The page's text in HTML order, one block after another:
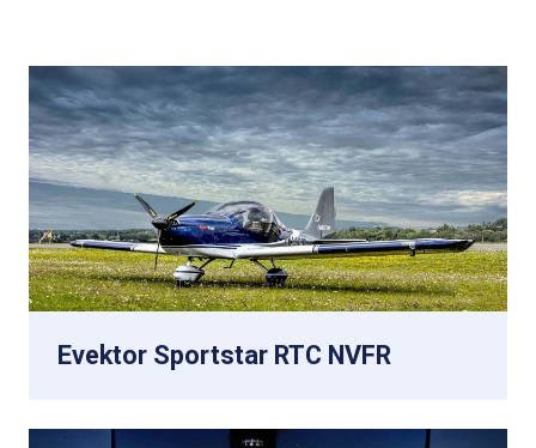
Evektor Sportstar RTC NVFR